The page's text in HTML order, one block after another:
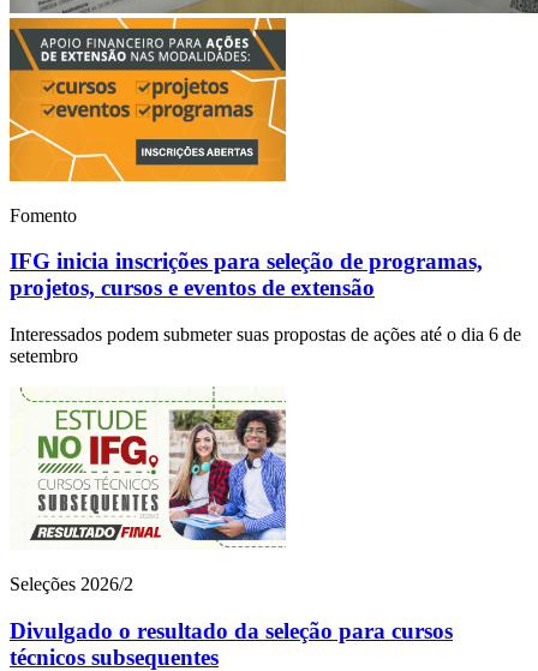
Fomento
IFG inicia inscrições para seleção de programas,
projetos, cursos e eventos de extensão
Interessados podem submeter suas propostas de ações até o dia 6 de
setembro
Seleções 2026/2
Divulgado o resultado da seleção para cursos
técnicos subsequentes